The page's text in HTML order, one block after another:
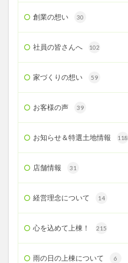
創業の想い 30
社員の皆さんへ 102
家づくりの想い 59
お客様の声 39
お知らせ＆特選土地情報 118
店舗情報 31
経営理念について 14
心を込めて上棟！ 215
雨の日の上棟について 6